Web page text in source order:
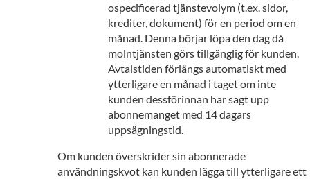
ospecificerad tjänstevolym (t.ex. sidor,
krediter, dokument) för en period om en
månad. Denna börjar löpa den dag då
molntjänsten görs tillgänglig för kunden.
Avtalstiden förlängs automatiskt med
ytterligare en månad i taget om inte
kunden dessförinnan har sagt upp
abonnemanget med 14 dagars
uppsägningstid.
Om kunden överskrider sin abonnerade
användningskvot kan kunden lägga till ytterligare ett